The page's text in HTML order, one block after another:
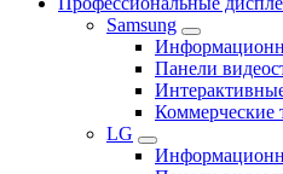
Samsung
Панели
Коммерческие
LG